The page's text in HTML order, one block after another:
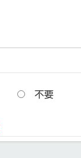
不要